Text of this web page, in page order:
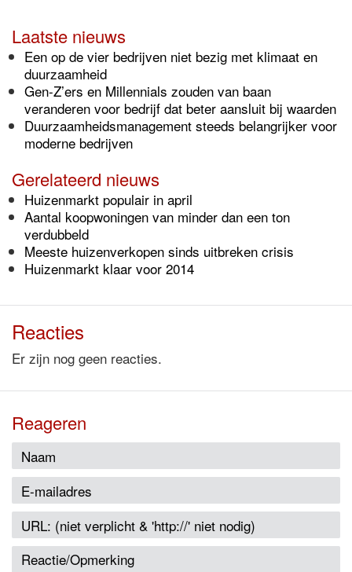
Laatste nieuws
Een op de vier bedrijven niet bezig met klimaat en
duurzaamheid
Gen-Z’ers en Millennials zouden van baan
veranderen voor bedrijf dat beter aansluit bij waarden
Duurzaamheidsmanagement steeds belangrijker voor
moderne bedrijven
Gerelateerd nieuws
Huizenmarkt populair in april
Aantal koopwoningen van minder dan een ton
verdubbeld
Meeste huizenverkopen sinds uitbreken crisis
Huizenmarkt klaar voor 2014
Reacties
Er zijn nog geen reacties.
Reageren